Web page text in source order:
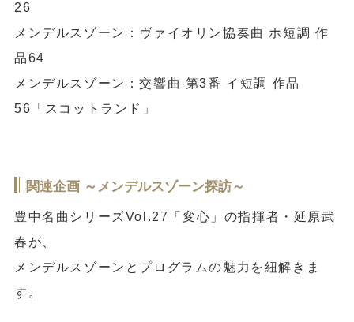
26
メンデルスゾーン：ヴァイオリン協奏曲 ホ短調 作
品64
メンデルスゾーン：交響曲 第3番 イ短調 作品
56「スコットランド」
関連企画 ～メンデルスゾーン探訪～
豊中名曲シリーズVol.27「変心」の指揮者・延原武
春が、
メンデルスゾーンとプログラムの魅力を紐解きま
す。